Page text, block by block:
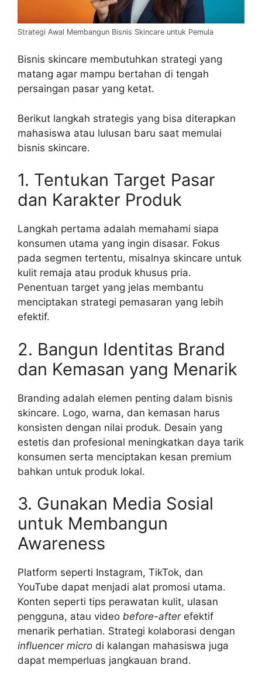
Strategi Awal Membangun Bisnis Skincare untuk Pemula
Bisnis skincare membutuhkan strategi yang
matang agar mampu bertahan di tengah
persaingan pasar yang ketat.
Berikut langkah strategis yang bisa diterapkan
mahasiswa atau lulusan baru saat memulai
bisnis skincare.
1. Tentukan Target Pasar
dan Karakter Produk
Langkah pertama adalah memahami siapa
konsumen utama yang ingin disasar. Fokus
pada segmen tertentu, misalnya skincare untuk
kulit remaja atau produk khusus pria.
Penentuan target yang jelas membantu
menciptakan strategi pemasaran yang lebih
efektif.
2. Bangun Identitas Brand
dan Kemasan yang Menarik
Branding adalah elemen penting dalam bisnis
skincare. Logo, warna, dan kemasan harus
konsisten dengan nilai produk. Desain yang
estetis dan profesional meningkatkan daya tarik
konsumen serta menciptakan kesan premium
bahkan untuk produk lokal.
3. Gunakan Media Sosial
untuk Membangun
Awareness
Platform seperti Instagram, TikTok, dan
YouTube dapat menjadi alat promosi utama.
Konten seperti tips perawatan kulit, ulasan
pengguna, atau video before-afterefektif
menarik perhatian. Strategi kolaborasi dengan
influencer micro di kalangan mahasiswa juga
dapat memperluas jangkauan brand.